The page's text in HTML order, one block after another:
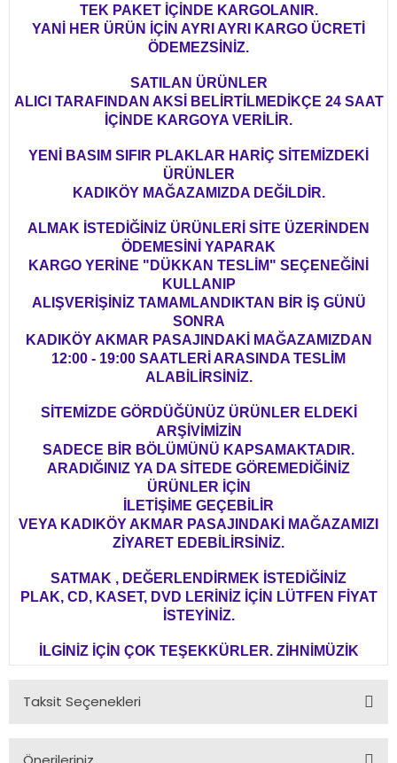
TEK PAKET İÇİNDE KARGOLANIR.
YANİ HER ÜRÜN İÇİN AYRI AYRI KARGO ÜCRETİ
ÖDEMEZSİNİZ.
SATILAN ÜRÜNLER
ALICI TARAFINDAN AKSİ BELİRTİLMEDİKÇE 24 SAAT
İÇİNDE KARGOYA VERİLİR.
YENİ BASIM SIFIR PLAKLAR HARİÇ SİTEMİZDEKİ
ÜRÜNLER
KADIKÖY MAĞAZAMIZDA DEĞİLDİR.
ALMAK İSTEDİĞİNİZ ÜRÜNLERİ SİTE ÜZERİNDEN
ÖDEMESİNİ YAPARAK
KARGO YERİNE "DÜKKAN TESLİM" SEÇENEĞİNİ
KULLANIP
ALIŞVERİŞİNİZ TAMAMLANDIKTAN BİR İŞ GÜNÜ
SONRA
KADIKÖY AKMAR PASAJINDAKİ MAĞAZAMIZDAN
12:00 - 19:00 SAATLERİ ARASINDA TESLİM
ALABİLİRSİNİZ.
SİTEMİZDE GÖRDÜĞÜNÜZ ÜRÜNLER ELDEKİ
ARŞİVİMİZİN
SADECE BİR BÖLÜMÜNÜ KAPSAMAKTADIR.
ARADIĞINIZ YA DA SİTEDE GÖREMEDİĞİNİZ
ÜRÜNLER İÇİN
İLETİŞİME GEÇEBİLİR
VEYA KADIKÖY AKMAR PASAJINDAKİ MAĞAZAMIZI
ZİYARET EDEBİLİRSİNİZ.
SATMAK , DEĞERLENDİRMEK İSTEDİĞİNİZ
PLAK, CD, KASET, DVD LERİNİZ İÇİN LÜTFEN FİYAT
İSTEYİNİZ.
İLGİNİZ İÇİN ÇOK TEŞEKKÜRLER. ZİHNİMÜZİK
Taksit Seçenekleri